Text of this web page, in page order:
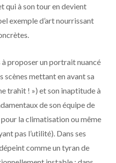
qui à son tour en devient
exemple d’art nourrissant
à proposer un portrait nuancé
scènes mettant en avant sa
trahit ! ») et son inaptitude à
de son équipe de
la climatisation ou même
pas l’utilité). Dans ses
comme un tyran de